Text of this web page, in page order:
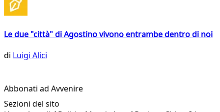
Le due "città" di Agostino vivono entrambe dentro di noi
di Luigi Alici
Abbonati ad Avvenire
Sezioni del sito